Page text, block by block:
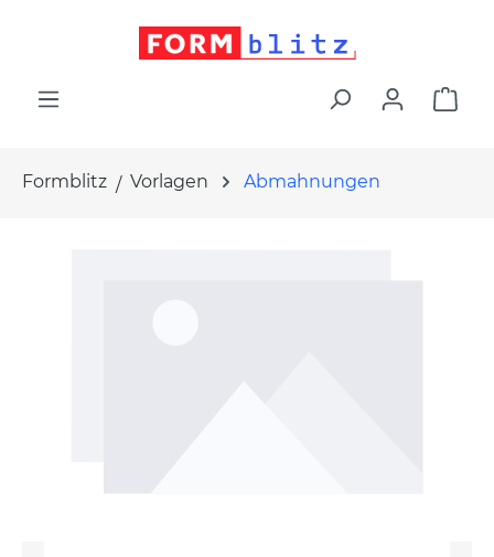
Formblitz Vorlagen Abmahnungen